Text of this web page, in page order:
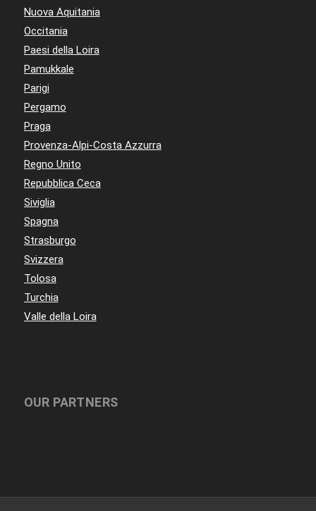
Nuova Aquitania
Occitania
Paesi della Loira
Pamukkale
Parigi
Pergamo
Praga
Provenza-Alpi-Costa Azzurra
Regno Unito
Repubblica Ceca
Siviglia
Spagna
Strasburgo
Svizzera
Tolosa
Turchia
Valle della Loira
OUR PARTNERS